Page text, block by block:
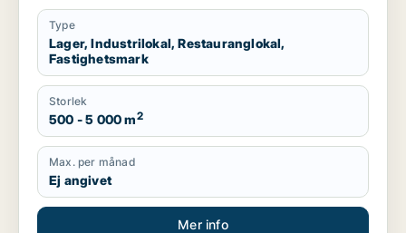
Type
Lager, Industrilokal, Restauranglokal,
Fastighetsmark
Storlek
500 - 5 000 m2
Max. per månad
Ej angivet
Mer info